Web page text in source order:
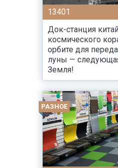
13401
Док-станция
космического
орбите для
луны —
Земля!
РАЗНОЕ